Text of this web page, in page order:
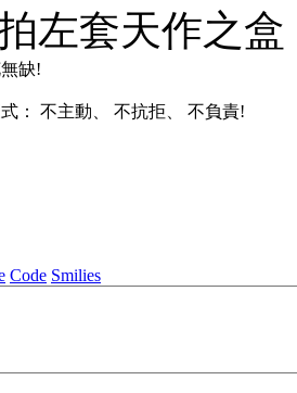
左套天作之
缺!
： 不主動、 不抗拒、 不負責!
Code Smilies